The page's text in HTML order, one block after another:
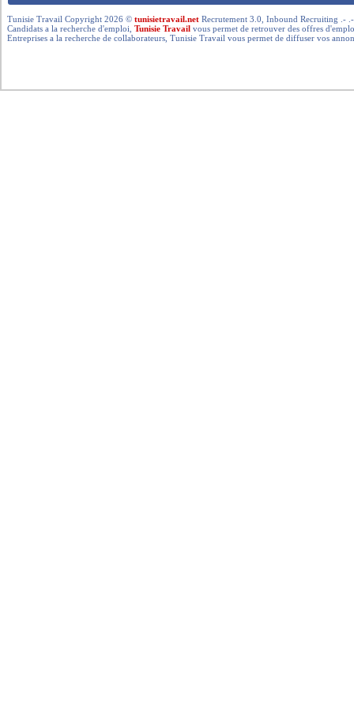
Tunisie Travail Copyright 2026 ©tunisietravail.net Recrutement 3.0, Inbound Recruiting .-
Candidats a la recherche d'emploi,Tunisie Travail vous permet de retrouver des offres
Entreprises a la recherche de collaborateurs, Tunisie Travail vous permet de diffuser vos